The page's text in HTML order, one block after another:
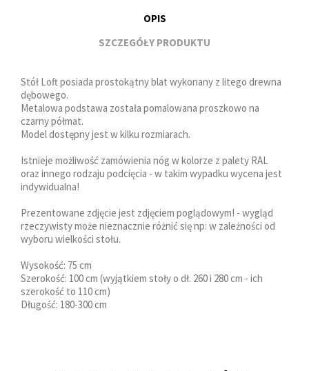
OPIS
SZCZEGÓŁY PRODUKTU
Stół Loft posiada prostokątny blat wykonany z litego drewna
dębowego.
Metalowa podstawa została pomalowana proszkowo na
czarny półmat.
Model dostępny jest w kilku rozmiarach.
Istnieje możliwość zamówienia nóg w kolorze z palety RAL
oraz innego rodzaju podcięcia - w takim wypadku wycena jest
indywidualna!
Prezentowane zdjęcie jest zdjęciem poglądowym! - wygląd
rzeczywisty może nieznacznie różnić się np: w zależności od
wyboru wielkości stołu.
Wysokość: 75 cm
Szerokość: 100 cm (wyjątkiem stoły o dł. 260 i 280 cm - ich
szerokość to 110 cm)
Długość: 180-300 cm